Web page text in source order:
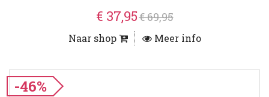
€ 37,95€ 69,95
Naar shop Meer info
-46%